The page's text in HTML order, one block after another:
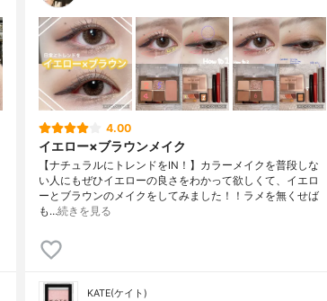
4.00
イエロー×ブラウンメイク
【ナチュラルにトレンドをIN！】カラーメイクを普段しな
い人にもぜひイエローの良さをわかって欲しくて、イエロ
ーとブラウンのメイクをしてみました！！ラメを無くせば
も…続きを見る
KATE(ケイト)